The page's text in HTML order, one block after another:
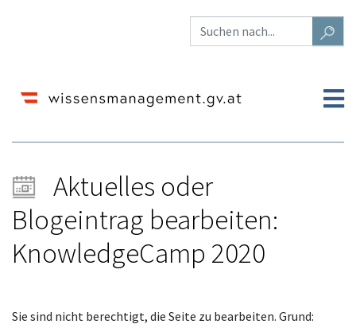
Aktuelles oder
Blogeintrag bearbeiten:
KnowledgeCamp 2020
Wechseln zu:Navigation, Suche
Sie sind nicht berechtigt, die Seite zu bearbeiten. Grund: